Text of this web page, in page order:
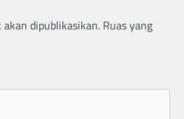
dipublikasikan. Ruas yang